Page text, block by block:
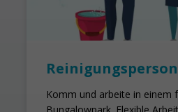
Komm und arbeite in einem